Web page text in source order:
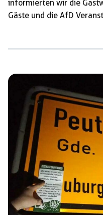
informierten wir die
Gäste und die AfD
nach Schwabering zu
Veranstaltung der AfD
Winhart von einer
angekündigt, uns wegen
werden uns durch die […]